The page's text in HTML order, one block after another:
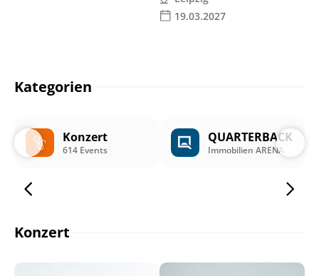
19.03.2027
Kategorien
Konzert
614 Events
QUARTERBACK
Immobilien ARENA
Konzert